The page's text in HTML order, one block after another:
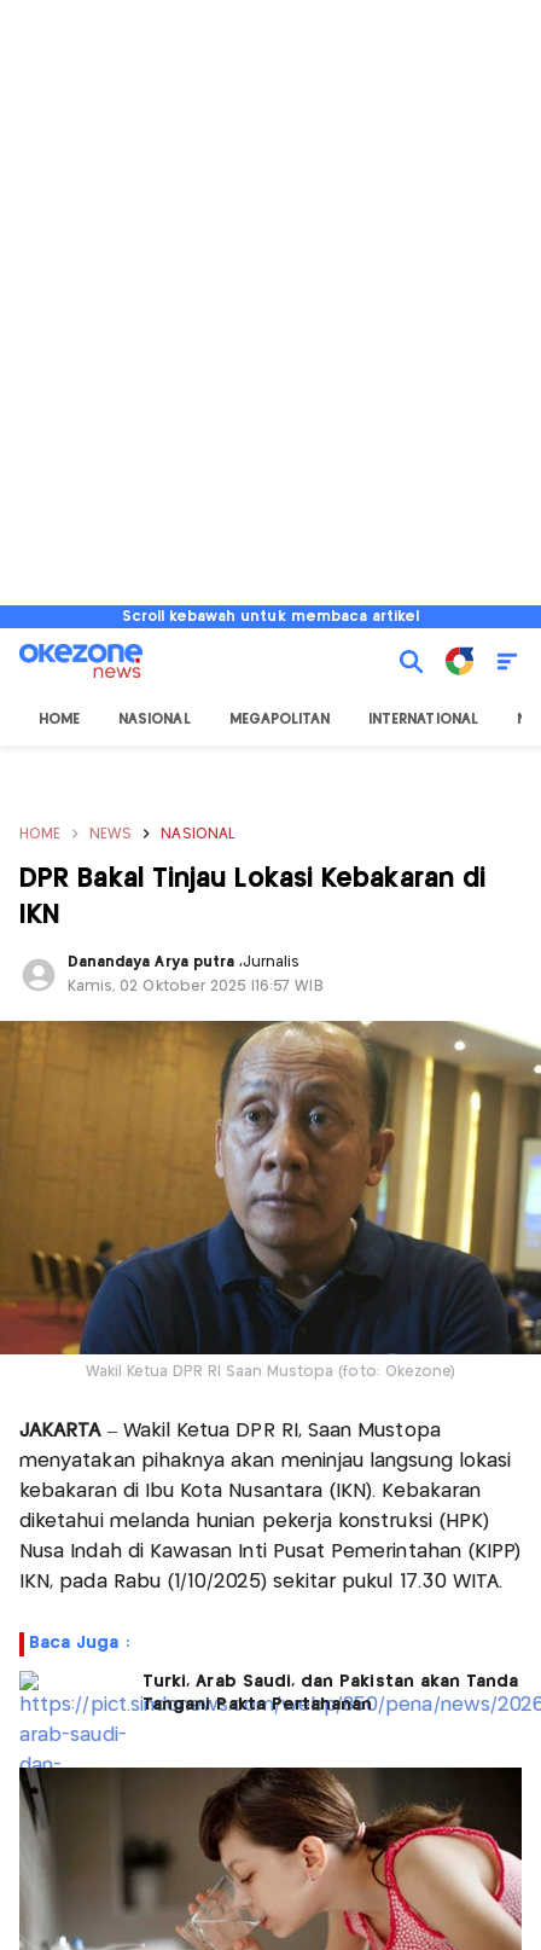
Scroll kebawah untuk membaca artikel
HOME NASIONAL MEGAPOLITAN INTERNATIONAL
HOME NEWS NASIONAL
DPR Bakal Tinjau Lokasi Kebakaran di
IKN
Danandaya Arya putra,Jurnalis
Kamis, 02 Oktober 2025 |16:57 WIB
Wakil Ketua DPR RI Saan Mustopa (foto: Okezone)
JAKARTA– Wakil Ketua DPR RI, Saan Mustopa
menyatakan pihaknya akan meninjau langsung lokasi
kebakaran di Ibu Kota Nusantara (IKN). Kebakaran
diketahui melanda hunian pekerja konstruksi (HPK)
Nusa Indah di Kawasan Inti Pusat Pemerintahan (KIPP)
IKN, pada Rabu (1/10/2025) sekitar pukul 17.30 WITA.
Baca Juga :
Turki, Arab Saudi, dan Pakistan akan Tanda
Tangani Pakta Pertahanan